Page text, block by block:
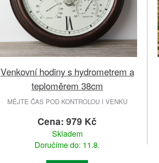
Venkovní hodiny s hydrometrem a
teploměrem 38cm
MĚJTE ČAS POD KONTROLOU I VENKU
Cena: 979 Kč
Skladem
Doručíme do: 11.8.